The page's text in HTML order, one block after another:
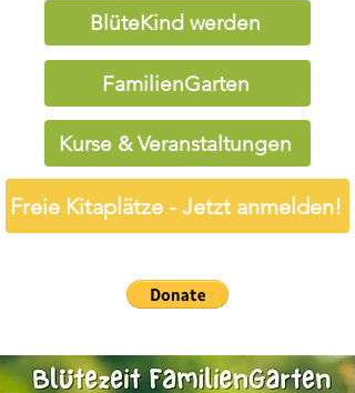
BlüteKind werden
FamilienGarten
Kurse & Veranstaltungen
Freie Kitaplätze - Jetzt anmelden!